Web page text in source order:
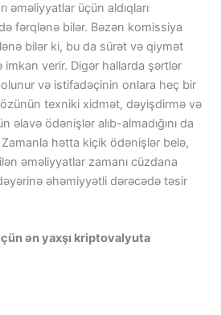
əməliyyatlar üçün aldıqları
fərqlənə bilər. Bəzən komissiya
bilər ki, bu da sürət və qiymət
imkan verir. Digər hallarda şərtlər
və istifadəçinin onlara heç bir
texniki xidmət, dəyişdirmə və
əlavə ödənişlər alıb-almadığını da
hətta kiçik ödənişlər belə,
əməliyyatlar zamanı cüzdana
əhəmiyyətli dərəcədə təsir
ən yaxşı kriptovalyuta